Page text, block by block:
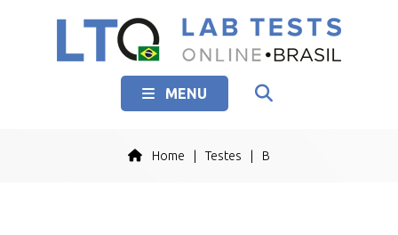
MENU
Home Testes B